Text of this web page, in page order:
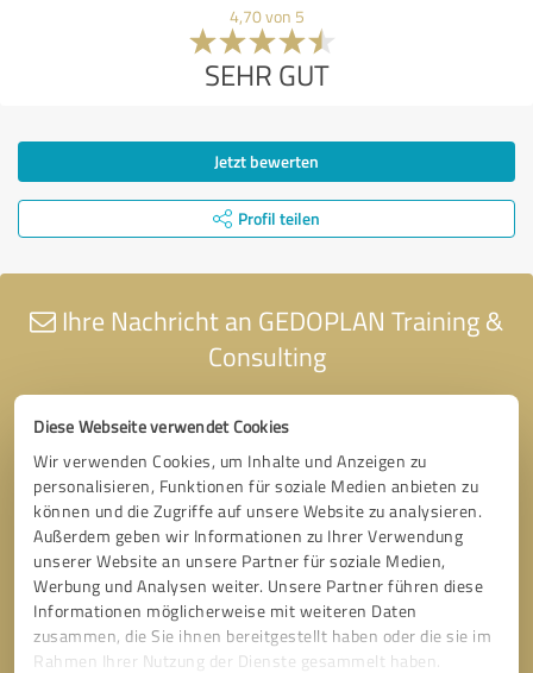
Diese Webseite verwendet Cookies
Wir verwenden Cookies, um Inhalte und Anzeigen zu
personalisieren, Funktionen für soziale Medien anbieten zu
können und die Zugriffe auf unsere Website zu analysieren.
Außerdem geben wir Informationen zu Ihrer Verwendung
unserer Website an unsere Partner für soziale Medien,
Werbung und Analysen weiter. Unsere Partner führen diese
Informationen möglicherweise mit weiteren Daten
zusammen, die Sie ihnen bereitgestellt haben oder die sie im
Rahmen Ihrer Nutzung der Dienste gesammelt haben.
4,70 von 5
SEHR GUT
Jetzt bewerten
Profil teilen
Ihre Nachricht an GEDOPLAN Training &
Consulting